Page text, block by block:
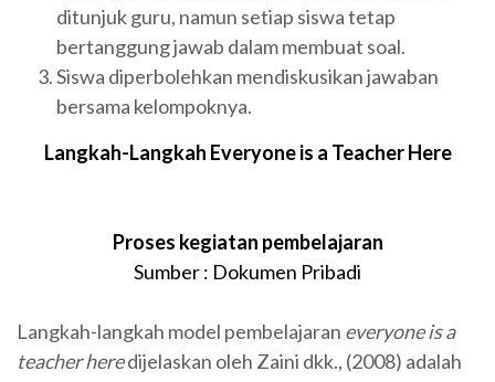
ditunjuk guru, namun setiap siswa tetap
bertanggung jawab dalam membuat soal.
Siswa diperbolehkan mendiskusikan jawaban
bersama kelompoknya.
Langkah-Langkah Everyone is a Teacher Here
Proses kegiatan pembelajaran
Sumber : Dokumen Pribadi
Langkah-langkah model pembelajaran everyone is a
teacher heredijelaskan oleh Zaini dkk., (2008) adalah